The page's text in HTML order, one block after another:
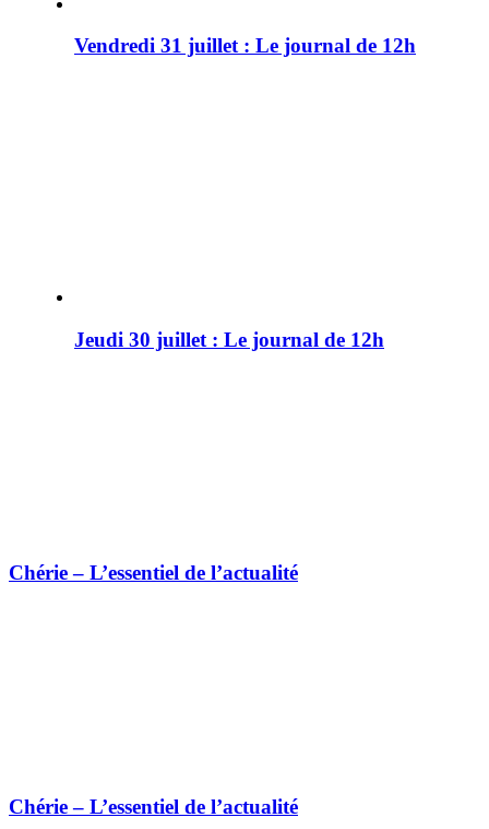
Vendredi 31 juillet : Le journal de 12h
Jeudi 30 juillet : Le journal de 12h
Chérie – L’essentiel de l’actualité
Chérie – L’essentiel de l’actualité